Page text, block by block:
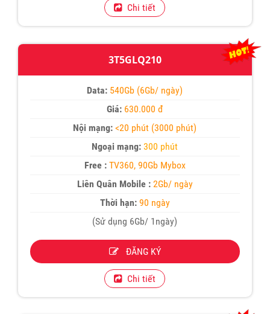
Chi tiết
3T5GLQ210
Data: 540Gb (6Gb/ ngày)
Giá: 630.000 đ
Nội mạng: <20 phút (3000 phút)
Ngoại mạng: 300 phút
Free : TV360, 90Gb Mybox
Liên Quân Mobile : 2Gb/ ngày
Thời hạn:90 ngày
(Sử dụng 6Gb/ 1ngày)
ĐĂNG KÝ
Chi tiết